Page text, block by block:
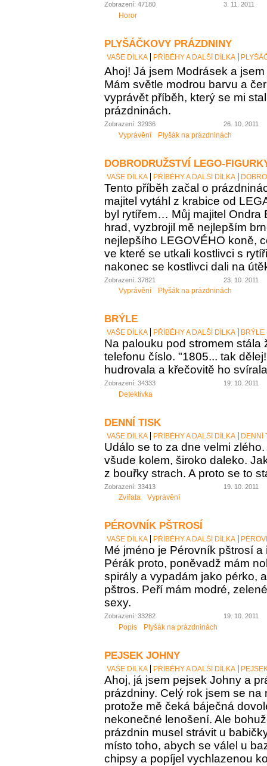
Zobrazení: 47180 3. 11. 2011
Horor
PLYŠÁČKOVY PRÁZDNINY
VAŠE DÍLKA PŘÍBĚHY A DALŠÍ DÍLKA
Ahoj! Já jsem Modrásek a
Mám světle modrou barvu a
vyprávět příběh, který se mi
prázdninách.
Zobrazení: 32936 26. 10. 2011
Vyprávění Plyšák na prázdninách
DOBRODRUŽSTVÍ LEGO-
VAŠE DÍLKA PŘÍBĚHY A DALŠÍ DÍLKA
Tento příběh začal o
majitel vytáhl z krabice od
byl rytířem… Můj majitel Ondra
hrad, vyzbrojil mě nejlepším
nejlepšího LEGOVÉHO koně,
ve které se utkali kostlivci s
nakonec se kostlivci dali na
Zobrazení: 37821 23. 10. 2011
Vyprávění Plyšák na prázdninách
BRÝLE
VAŠE DÍLKA PŘÍBĚHY A DALŠÍ DÍLKA BRÝLE
Na palouku pod stromem stála
telefonu číslo. "1805... tak
hudrovala a křečovitě ho
Zobrazení: 34333 19. 10. 2011
Detektivka
DENNÍ TISK
VAŠE DÍLKA PŘÍBĚHY A DALŠÍ DÍLKA DENNÍ
Událo se to za dne velmi
všude kolem, široko daleko.
z bouřky strach. A proto se to
Zobrazení: 33413 19. 10. 2011
Zvířata Vyprávění
PÉROVNÍK PŠTROSÍ
VAŠE DÍLKA PŘÍBĚHY A DALŠÍ DÍLKA
Mé jméno je Pérovník pštrosí a
Pérák proto, poněvadž mám
spirály a vypadám jako pérko,
pštros. Peří mám modré,
sexy.
Zobrazení: 33282 19. 10. 2011
Popis Plyšák na prázdninách
PEJSEK JOHNY
VAŠE DÍLKA PŘÍBĚHY A DALŠÍ DÍLKA
Ahoj, já jsem pejsek Johny a
prázdniny. Celý rok jsem se na
protože mě čeká báječná
nekonečné lenošení. Ale
prázdnin musel strávit u
místo toho, abych se válel u
chipsy a popíjel vychlazenou